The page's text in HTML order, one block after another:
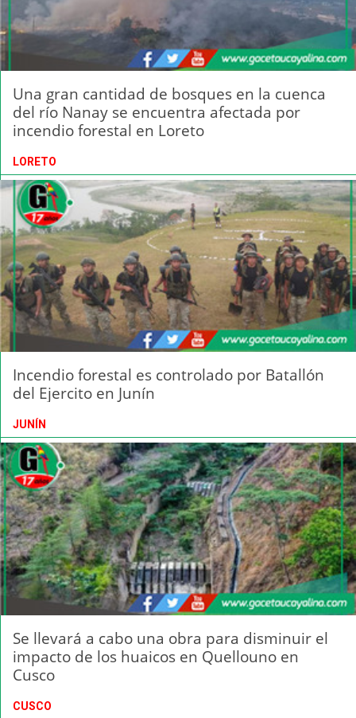
Una gran cantidad de bosques en la cuenca
del río Nanay se encuentra afectada por
incendio forestal en Loreto
LORETO
Incendio forestal es controlado por Batallón
del Ejercito en Junín
JUNÍN
Se llevará a cabo una obra para disminuir el
impacto de los huaicos en Quellouno en
Cusco
CUSCO